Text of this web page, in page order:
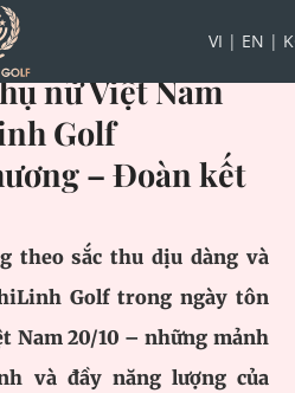
VI | EN |
nữ Việt Nam
Golf
– Đoàn kết
theo sắc thu dịu dàng và
Golf trong ngày tôn
Nam 20/10 – những mảnh
và đầy năng lượng của